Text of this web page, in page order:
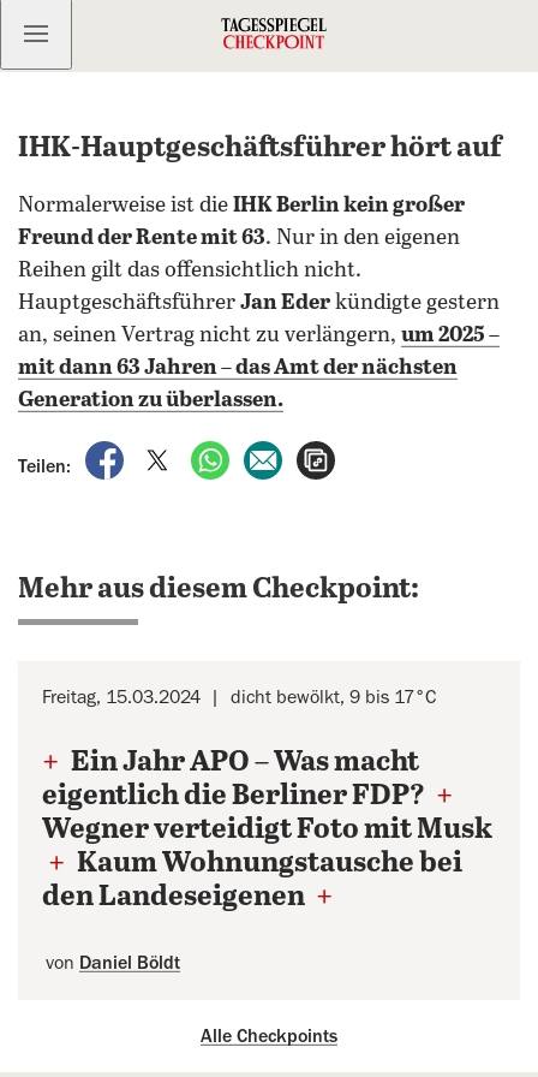
Kostenlos anmelden
IHK-Hauptgeschäftsführer hört auf
Normalerweise ist die IHK Berlin kein großer
Freund der Rente mit 63. Nur in den eigenen
Reihen gilt das offensichtlich nicht.
Hauptgeschäftsführer Jan Eder kündigte gestern
an, seinen Vertrag nicht zu verlängern, um 2025 –
mit dann 63 Jahren – das Amt der nächsten
Generation zu überlassen.
Teilen:
auf Facebook teilen
auf X teilenper WhatsApp teilen
per E-Mail teilen
Mehr aus diesem Checkpoint:
Freitag, 15.03.2024 dicht bewölkt, 9 bis 17°C
+ Ein Jahr APO – Was macht
eigentlich die Berliner FDP? +
Wegner verteidigt Foto mit Musk
+ Kaum Wohnungstausche bei
den Landeseigenen +
von Daniel Böldt
Alle Checkpoints